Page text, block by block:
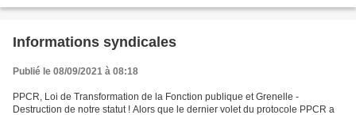
Informations syndicales
Publié le 08/09/2021 à 08:18
PPCR, Loi de Transformation de la Fonction publique et Grenelle -
Destruction de notre statut ! Alors que le dernier volet du protocole PPCR a